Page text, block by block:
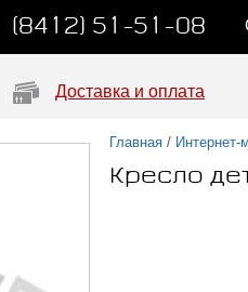
(8412) 51-51-08
Доставка и оплата
Главная / Интернет-
Кресло